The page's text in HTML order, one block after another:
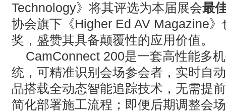
Technology》将其评选为本届展会最
协会旗下《Higher Ed AV Magazine》
奖，盛赞其具备颠覆性的应用价值。
CamConnect 200是一套高性能多
统，可精准识别会场参会者，实时自
品搭载全动态智能追踪技术，无需提
简化部署施工流程；即便后期调整会